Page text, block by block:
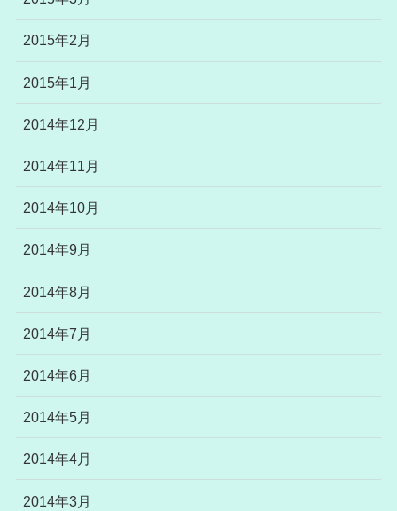
2015年2月
2015年1月
2014年12月
2014年11月
2014年10月
2014年9月
2014年8月
2014年7月
2014年6月
2014年5月
2014年4月
2014年3月